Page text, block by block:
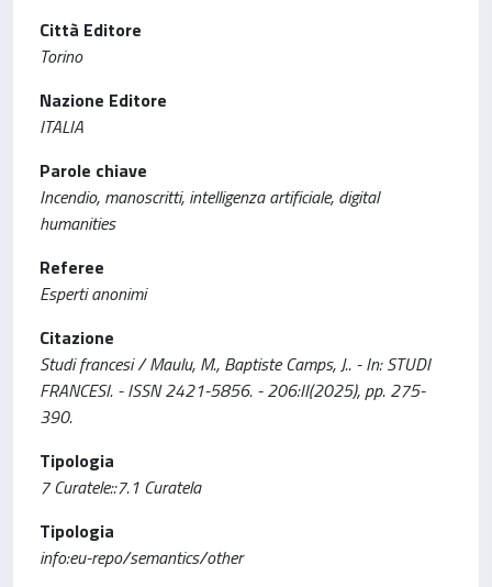
Città Editore
Torino
Nazione Editore
ITALIA
Parole chiave
Incendio, manoscritti, intelligenza artificiale, digital
humanities
Referee
Esperti anonimi
Citazione
Studi francesi / Maulu, M., Baptiste Camps, J.. - In: STUDI
FRANCESI. - ISSN 2421-5856. - 206:II(2025), pp. 275-
390.
Tipologia
7 Curatele::7.1 Curatela
Tipologia
info:eu-repo/semantics/other